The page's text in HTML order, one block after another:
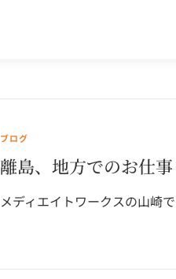
ブログ
離島、地方でのお仕
メディエイトワークスの山崎